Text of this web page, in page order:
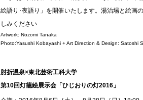
絵語り･夜語り」を開催いたします。湯治場と絵画
しみください
Artwork: Nozomi Tanaka
Photo:Yasushi Kobayashi + Art Direction & Design: Satoshi
肘折温泉×東北芸術工科大学
第10回灯籠絵展示会「ひじおりの灯2016」